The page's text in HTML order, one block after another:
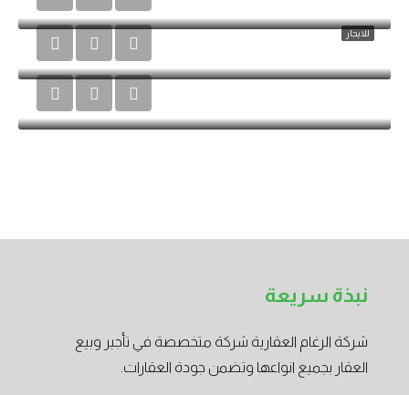
للايجار
نبذة سريعة
شركة الرغام العقارية شركة متخصصة في تأجير وبيع
العقار بجميع انواعها وتضمن جودة العقارات.